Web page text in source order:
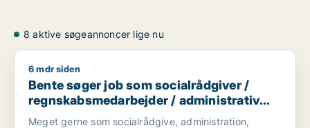
8 aktive søgeannoncer lige nu
Bente søger job som socialrådgiver /
6 mdr siden
Bente søger job som socialrådgiver /
regnskabsmedarbejder / administrativ
medarbejder / kontorassistent
Meget gerne som socialrådgive, administration,